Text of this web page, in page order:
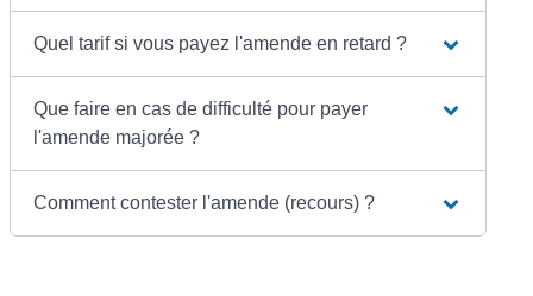
Quel tarif si vous payez l'amende en retard ?
Que faire en cas de difficulté pour payer
l'amende majorée ?
Comment contester l'amende (recours) ?